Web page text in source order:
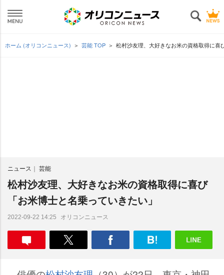
ホーム (オリコンニュース) 芸能 TOP 松村沙友理、大好きなお米の資格取得に喜
ニュース 芸能
松村沙友理、大好きなお米の資格取得に喜び
「お米博士と名乗っていきたい」
2022-09-22 14:25 オリコンニュース